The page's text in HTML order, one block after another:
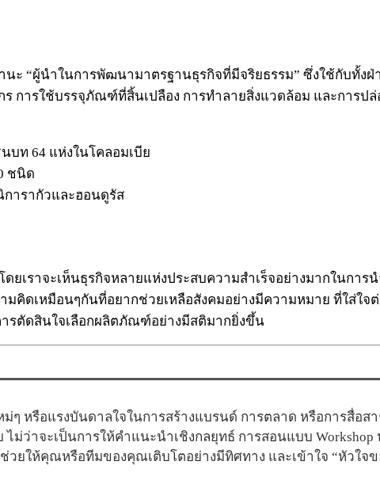
ะ “ผู้นำในการพัฒนามาตรฐานธุรกิจที่มีจริยธรรม” ซึ่งใช้กับทั้
ร การใช้บรรจุภัณฑ์ที่สิ้นเปลือง การทำลายสิ่งแวดล้อม และการ
บท 64 แห่งในโคลอมเบีย
ชนิด
ารากัวและฮอนดูรัส
เราจะเห็นธุรกิจหลายแห่งประสบความสำเร็จอย่างมากในการ
คิดเหมือนๆกันที่อยากช่วยเหลือสังคมอย่างมีความหมาย ที่ใส่ใ
ารตัดสินใจเลือกผลิตภัณฑ์อย่างมีสติมากยิ่งขึ้น
หรือแรงบันดาลใจในการสร้างแบรนด์ การตลาด หรือการสื่อส
ว่าจะเป็นการให้คำแนะนำเชิงกลยุทธ์ การสอนแบบ
ยให้คุณหรือทีมของคุณเติบโตอย่างมีทิศทาง และเข้าใจ “หัวใจ